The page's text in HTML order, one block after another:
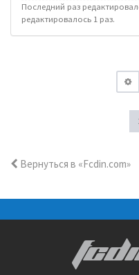
Последний раз
редактировалось 1 раз.
Вернуться в «Fcdin.com»